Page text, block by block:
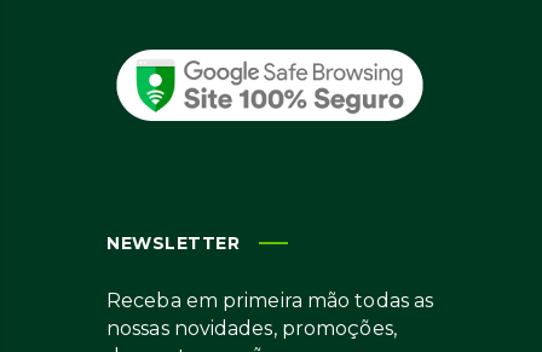
NEWSLETTER
Receba em primeira mão todas as
nossas novidades, promoções,